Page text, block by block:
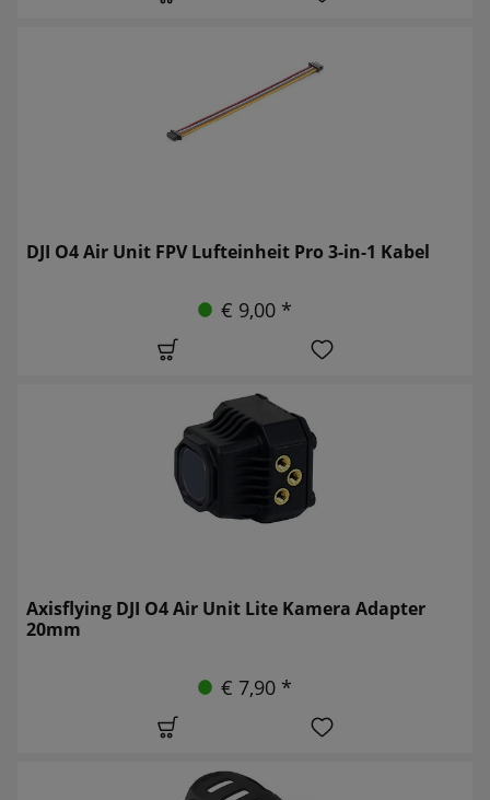
DJI O4 Air Unit FPV Lufteinheit Pro 3-in-1 Kabel
€ 9,00 *
Axisflying DJI O4 Air Unit Lite Kamera Adapter
20mm
€ 7,90 *